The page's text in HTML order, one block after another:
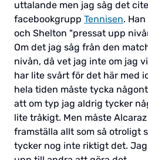
uttalande men jag såg det
facebookgrupp Tennisen.
och Shelton "pressat upp
Om det jag såg från den
nivån, då vet jag inte om jag
har lite svårt för det här med
hela tiden måste tycka
att om typ jag aldrig tycker
lite tråkigt. Men måste
framställa allt som så otroligt
tycker nog inte riktigt det.